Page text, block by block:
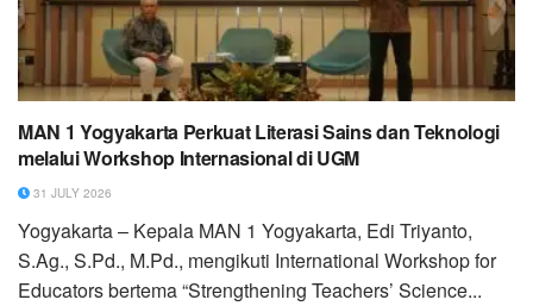
MAN 1 Yogyakarta Perkuat Literasi Sains dan Teknologi
melalui Workshop Internasional di UGM
31 JULY 2026
Yogyakarta – Kepala MAN 1 Yogyakarta, Edi Triyanto,
S.Ag., S.Pd., M.Pd., mengikuti International Workshop for
Educators bertema “Strengthening Teachers’ Science...